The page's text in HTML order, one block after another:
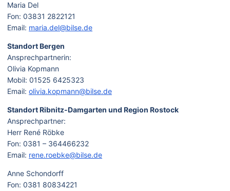
Maria Del
Fon: 03831 2822121
Email: maria.del@bilse.de
Standort Bergen
Ansprechpartnerin:
Olivia Kopmann
Mobil: 01525 6425323
Email: olivia.kopmann@bilse.de
Standort Ribnitz-Damgarten und Region Rostock
Ansprechpartner:
Herr René Röbke
Fon: 0381 – 364466232
Email: rene.roebke@bilse.de
Anne Schondorff
Fon: 0381 80834221